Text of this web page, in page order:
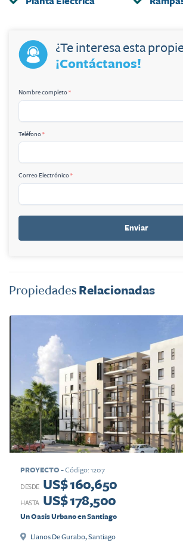
¿Te interesa esta
¡Contáctanos!
Nombre completo*
Teléfono*
Correo Electrónico*
Enviar
Propiedades Relacionadas
PROYECTO -Código: 1207
DESDE US$ 160,650
HASTA US$ 178,500
Un Oasis Urbano en Santiago
Llanos De Gurabo,Santiago